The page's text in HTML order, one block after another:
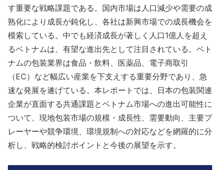
す重要な戦略課題である。国内市場は人口減少や需要の成
熟化により成長が鈍化し、各社は新興市場での成長機会を
模索している。中でも経済成長が著しく人口1億人を超え
るベトナムは、有望な進出先として注目されている。ベト
ナムの包装業界は食品・飲料、医薬品、電子商取引
（EC）など幅広い産業を下支えする重要分野であり、急
速な発展を遂げている。本レポートでは、日本の包装関連
企業が直面する共通課題とベトナム市場への進出可能性に
ついて、現地包装市場の規模・成長性、需要動向、主要プ
レーヤーや競争環境、環境規制への対応などを網羅的に分
析し、戦略的検討ポイントと今後の展望を示す。